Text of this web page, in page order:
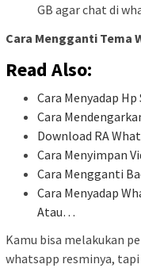
GB agar chat di
Cara Mengganti Tema
Read Also:
Cara Menyadap
Cara
Download RA
Cara Menyimpan
Cara Mengganti
Cara Menyadap
Atau…
Kamu bisa melakukan
whatsapp resminya,